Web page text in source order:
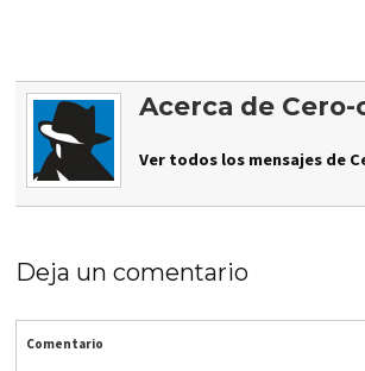
Acerca de Cero-
Ver todos los mensajes de
Deja un comentario
Comentario